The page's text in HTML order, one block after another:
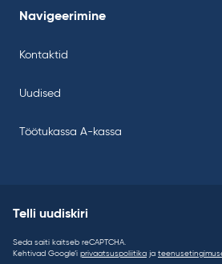
Navigeerimine
Kontaktid
Uudised
Töötukassa A-kassa
Telli uudiskiri
Seda saiti kaitseb reCAPTCHA.
Kehtivad Google’i privaatsuspoliitika ja